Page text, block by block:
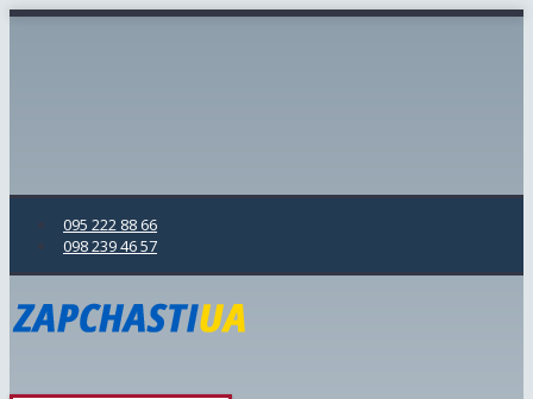
095 222 88 66
098 239 46 57